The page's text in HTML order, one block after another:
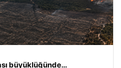
büyüklüğünde…